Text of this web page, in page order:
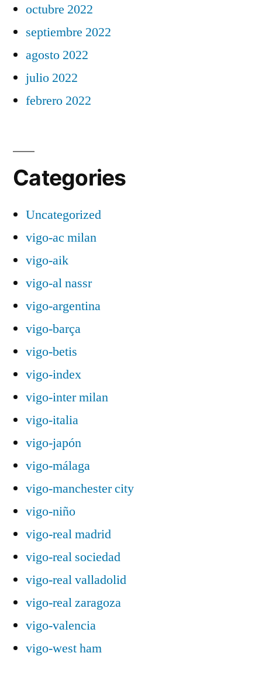
octubre 2022
septiembre 2022
agosto 2022
julio 2022
febrero 2022
Categories
Uncategorized
vigo-ac milan
vigo-aik
vigo-al nassr
vigo-argentina
vigo-barça
vigo-betis
vigo-index
vigo-inter milan
vigo-italia
vigo-japón
vigo-málaga
vigo-manchester city
vigo-niño
vigo-real madrid
vigo-real sociedad
vigo-real valladolid
vigo-real zaragoza
vigo-valencia
vigo-west ham